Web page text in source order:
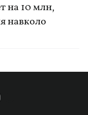
на 10 млн,
навколо